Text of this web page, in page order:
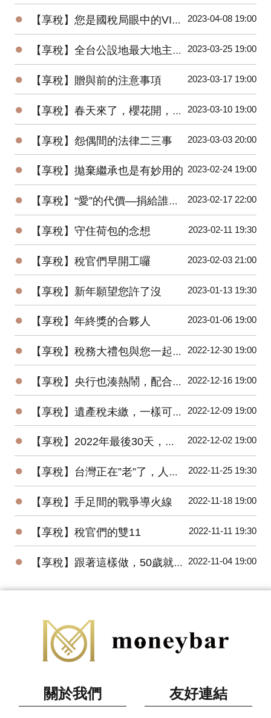
● 【享稅】您是國稅局眼中的VIP嗎？ 2023-04-08 19:00
● 【享稅】全台公設地最大地主您猜是誰？ 2023-03-25 19:00
● 【享稅】贈與前的注意事項 2023-03-17 19:00
● 【享稅】春天來了，櫻花開，稅官們也動起來！ 2023-03-10 19:00
● 【享稅】怨偶間的法律二三事 2023-03-03 20:00
● 【享稅】拋棄繼承也是有妙用的 2023-02-24 19:00
● 【享稅】“愛”的代價—捐給誰節稅差很大 2023-02-17 22:00
● 【享稅】守住荷包的念想 2023-02-11 19:30
● 【享稅】稅官們早開工囉 2023-02-03 21:00
● 【享稅】新年願望您許了沒 2023-01-13 19:30
● 【享稅】年終獎的合夥人 2023-01-06 19:00
● 【享稅】稅務大禮包與您一起邁向2023年 2022-12-30 19:00
● 【享稅】央行也湊熱鬧，配合”漲”聲，升息半碼 2022-12-16 19:00
● 【享稅】遺產稅未繳，一樣可以辦繼承？ 2022-12-09 19:00
● 【享稅】2022年最後30天，您一定要做的事！ 2022-12-02 19:00
● 【享稅】台灣正在”老”了，人老，房更老！ 2022-11-25 19:30
● 【享稅】手足間的戰爭導火線 2022-11-18 19:00
● 【享稅】稅官們的雙11 2022-11-11 19:30
● 【享稅】跟著這樣做，50歲就一定退休 2022-11-04 19:00
關於我們 友好連結